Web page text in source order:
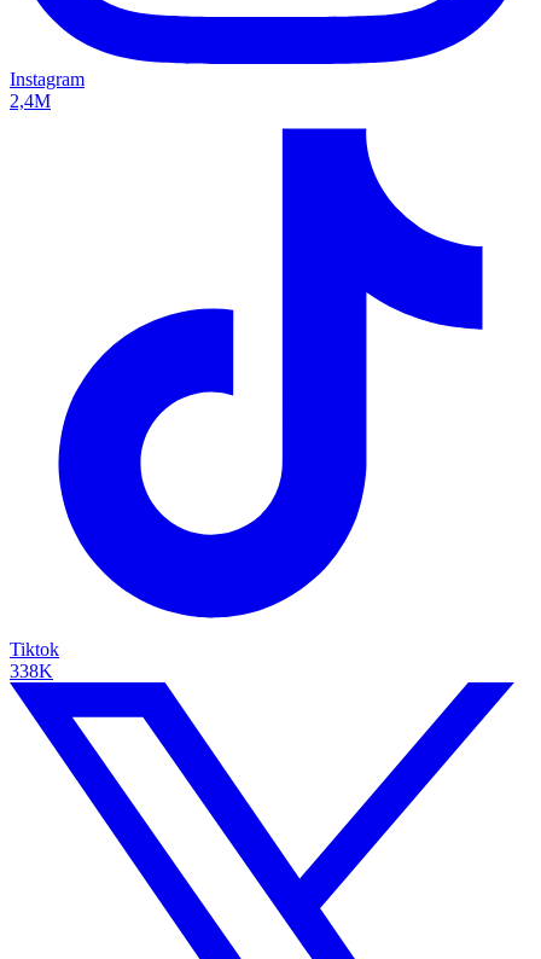
Instagram
2,4M
Tiktok
338K